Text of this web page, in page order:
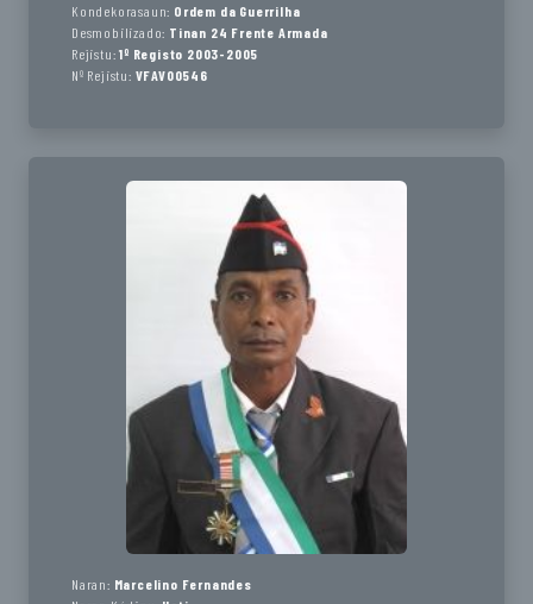
Kondekorasaun: Ordem da Guerrilha
Desmobilizado: Tinan 24 Frente Armada
Rejistu: 1º Registo 2003-2005
Nº Rejistu: VFAV00546
Naran: Marcelino Fernandes